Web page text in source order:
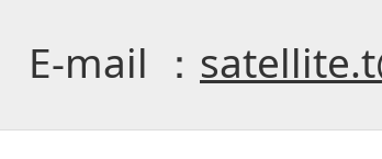
E-mail ：